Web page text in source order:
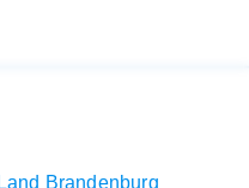
Brandenburg